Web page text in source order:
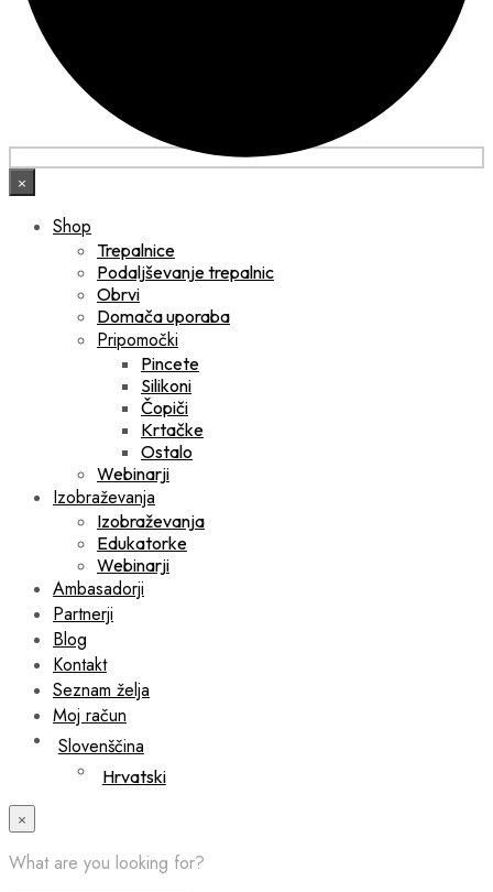
×
Shop
Trepalnice
Podaljševanje trepalnic
Obrvi
Domača uporaba
Pripomočki
Pincete
Silikoni
Čopiči
Krtačke
Ostalo
Webinarji
Izobraževanja
Izobraževanja
Edukatorke
Webinarji
Ambasadorji
Partnerji
Blog
Kontakt
Seznam želja
Moj račun
Slovenščina
Hrvatski
×
What are you looking for?